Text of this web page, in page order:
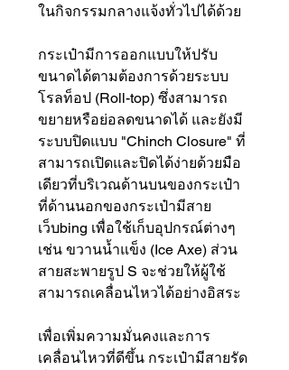
ในกิจกรรมกลางแจ้งทั่วไปได้ด้วย
กระเป๋ามีการออกแบบให้ปรับ
ขนาดได้ตามต้องการด้วยระบบ
โรลท็อป (Roll-top) ซึ่งสามารถ
ขยายหรือย่อลดขนาดได้ และยังมี
ระบบปิดแบบ "Chinch Closure" ที่
สามารถเปิดและปิดได้ง่ายด้วยมือ
เดียวที่บริเวณด้านบนของกระเป๋า
ที่ด้านนอกของกระเป๋ามีสาย
เว็บbing เพื่อใช้เก็บอุปกรณ์ต่างๆ
เช่น ขวานน้ำแข็ง (Ice Axe) ส่วน
สายสะพายรูป S จะช่วยให้ผู้ใช้
สามารถเคลื่อนไหวได้อย่างอิสระ
เพื่อเพิ่มความมั่นคงและการ
เคลื่อนไหวที่ดีขึ้น กระเป๋ามีสายรัด